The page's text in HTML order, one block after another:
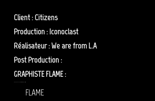
Client : Citizens
Production : Iconoclast
Réalisateur : We are from L.A
Post Production :
GRAPHISTE FLAME :
FLAME